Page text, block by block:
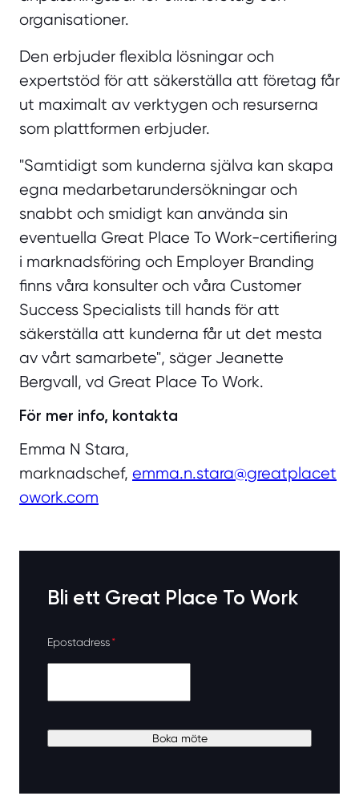
organisationer.
Den erbjuder flexibla lösningar och
expertstöd för att säkerställa att företag får
ut maximalt av verktygen och resurserna
som plattformen erbjuder.
"Samtidigt som kunderna själva kan skapa
egna medarbetarundersökningar och
snabbt och smidigt kan använda sin
eventuella Great Place To Work-certifiering
i marknadsföring och Employer Branding
finns våra konsulter och våra Customer
Success Specialists till hands för att
säkerställa att kunderna får ut det mesta
av vårt samarbete", säger Jeanette
Bergvall, vd Great Place To Work.
För mer info, kontakta
Emma N Stara,
marknadschef, emma.n.stara@greatplacet
owork.com
Bli ett Great Place To Work
Epostadress*